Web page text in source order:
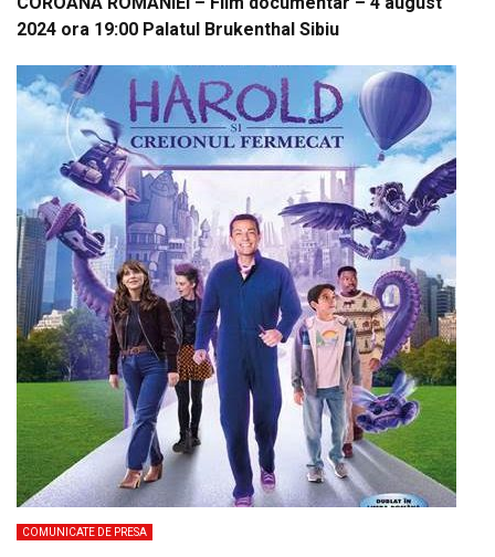
2024 ora 19:00 Palatul Brukenthal Sibiu
COMUNICATE DE PRESA